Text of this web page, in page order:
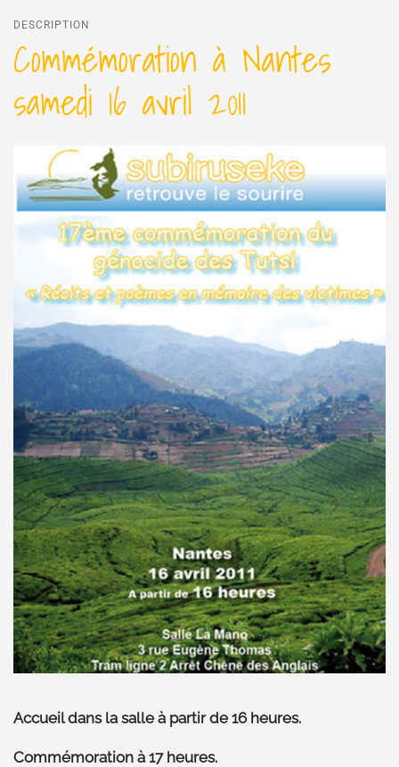
DESCRIPTION
Commémoration à Nantes
samedi 16 avril 2011
Accueil dans la salle à partir de 16 heures.
Commémoration à 17 heures.